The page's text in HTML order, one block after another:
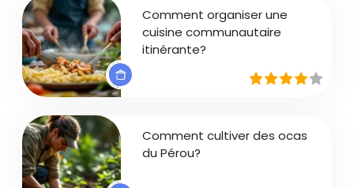
Comment organiser une
cuisine communautaire
itinérante?
Comment cultiver des ocas
du Pérou?